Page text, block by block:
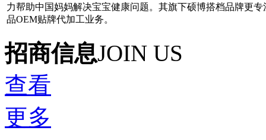
力帮助中国妈妈解决宝宝健康问题。其旗下硕博搭档品牌更
品OEM贴牌代加工业务。
招商信息JOIN US
查看
更多